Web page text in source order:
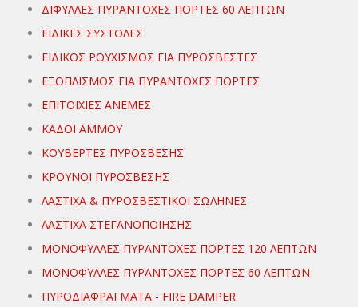
ΔΙΦΥΛΛΕΣ ΠΥΡΑΝΤΟΧΕΣ ΠΟΡΤΕΣ 60 ΛΕΠΤΩΝ
ΕΙΔΙΚΕΣ ΣΥΣΤΟΛΕΣ
ΕΙΔΙΚΟΣ ΡΟΥΧΙΣΜΟΣ ΓΙΑ ΠΥΡΟΣΒΕΣΤΕΣ
ΕΞΟΠΛΙΣΜΟΣ ΓΙΑ ΠΥΡΑΝΤΟΧΕΣ ΠΟΡΤΕΣ
ΕΠΙΤΟΙΧΙΕΣ ΑΝΕΜΕΣ
ΚΑΔΟΙ ΑΜΜΟΥ
ΚΟΥΒΕΡΤΕΣ ΠΥΡΟΣΒΕΣΗΣ
ΚΡΟΥΝΟΙ ΠΥΡΟΣΒΕΣΗΣ
ΛΑΣΤΙΧΑ & ΠΥΡΟΣΒΕΣΤΙΚΟΙ ΣΩΛΗΝΕΣ
ΛΑΣΤΙΧΑ ΣΤΕΓΑΝΟΠΟΙΗΣΗΣ
ΜΟΝΟΦΥΛΛΕΣ ΠΥΡΑΝΤΟΧΕΣ ΠΟΡΤΕΣ 120 ΛΕΠΤΩΝ
ΜΟΝΟΦΥΛΛΕΣ ΠΥΡΑΝΤΟΧΕΣ ΠΟΡΤΕΣ 60 ΛΕΠΤΩΝ
ΠΥΡΟΔΙΑΦΡΑΓΜΑΤΑ - FIRE DAMPER